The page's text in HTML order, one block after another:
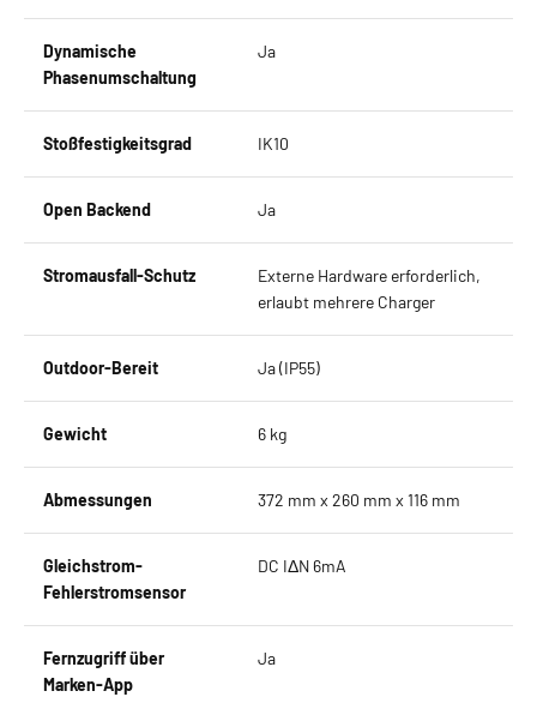
Dynamische
Phasenumschaltung
Ja
Stoßfestigkeitsgrad IK10
Open Backend Ja
Stromausfall-Schutz
Externe Hardware erforderlich,
erlaubt mehrere Charger
Outdoor-Bereit Ja (IP55)
Gewicht 6 kg
Abmessungen 372 mm x 260 mm x 116 mm
Gleichstrom-
Fehlerstromsensor
DC IΔN 6mA
Fernzugriff über
Marken-App
Ja